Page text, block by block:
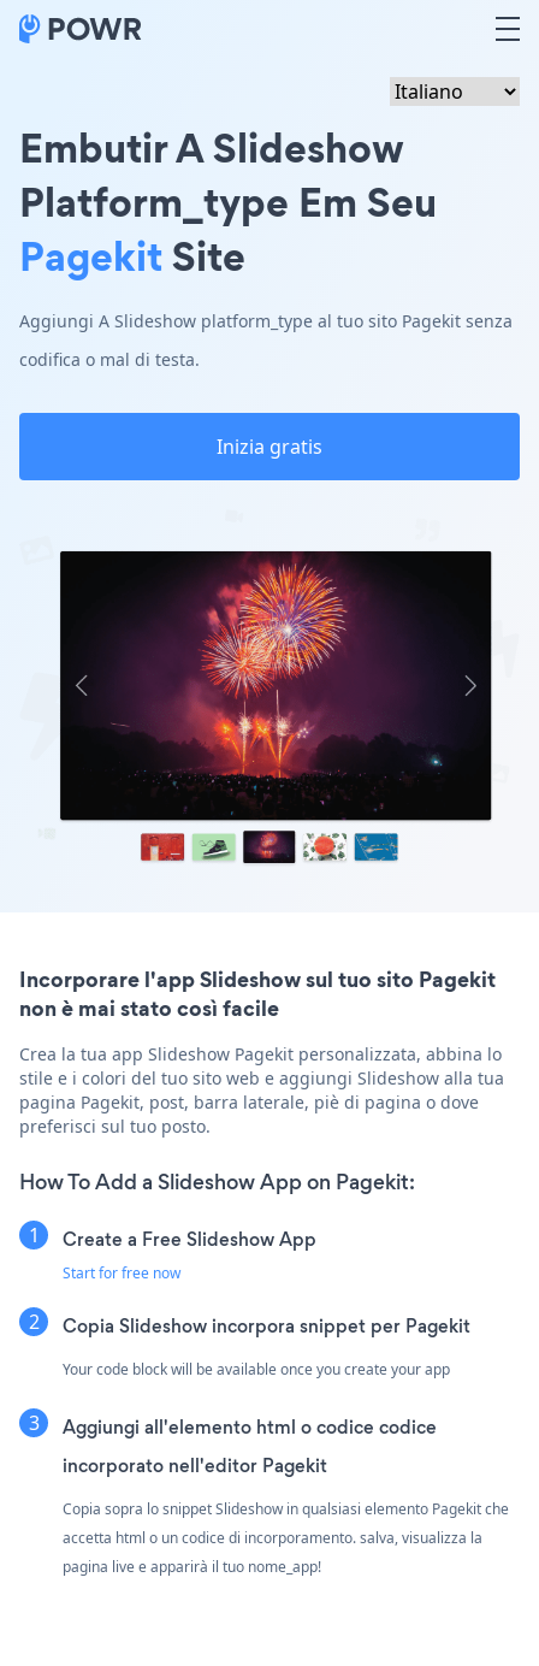
Embutir A Slideshow
Platform_type Em Seu
PagekitSite
Aggiungi A Slideshow platform_type al tuo sito Pagekit senza
codifica o mal di testa.
Inizia gratis
Incorporare l'app Slideshow sul tuo sito Pagekit
non è mai stato così facile
Crea la tua app Slideshow Pagekit personalizzata, abbina lo
stile e i colori del tuo sito web e aggiungi Slideshow alla tua
pagina Pagekit, post, barra laterale, piè di pagina o dove
preferisci sul tuo posto.
How To Add a Slideshow App on Pagekit:
Create a Free Slideshow App
Start for free now
Copia Slideshow incorpora snippet per Pagekit
Your code block will be available once you create your app
Aggiungi all'elemento html o codice codice
incorporato nell'editor Pagekit
Copia sopra lo snippet Slideshow in qualsiasi elemento Pagekit che
accetta html o un codice di incorporamento. salva, visualizza la
pagina live e apparirà il tuo nome_app!